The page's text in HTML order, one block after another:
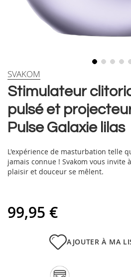
Skip
the
beginning
the
images
Stimulateur
pulsé et
Pulse Galaxie lilas
SVAKOM
L'expérience de masturbation telle
jamais connue ! Svakom vous invite
plaisir et douceur se mêlent.
99,95 €
AJOUTER À MA